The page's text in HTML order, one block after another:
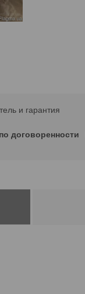
и гарантия
по договоренности